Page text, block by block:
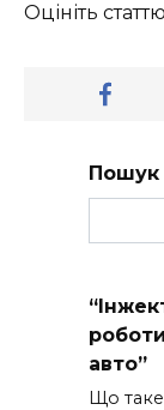
Оцініть статтю
Пошук
авто”
Що таке